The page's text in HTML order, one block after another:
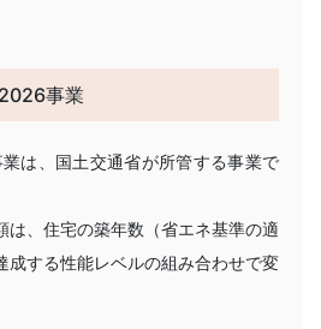
事業
は、国土交通省が所管する事業で
は、住宅の築年数（省エネ基準の適
成する性能レベルの組み合わせで変